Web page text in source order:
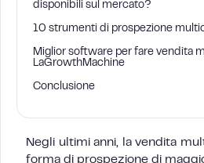
disponibili sul mercato?
10 strumenti di prospezione
Miglior software per fare vendita
LaGrowthMachine
Conclusione
Negli ultimi anni, la vendita
forma di prospezione di